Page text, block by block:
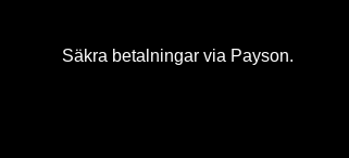
Säkra betalningar via Payson.